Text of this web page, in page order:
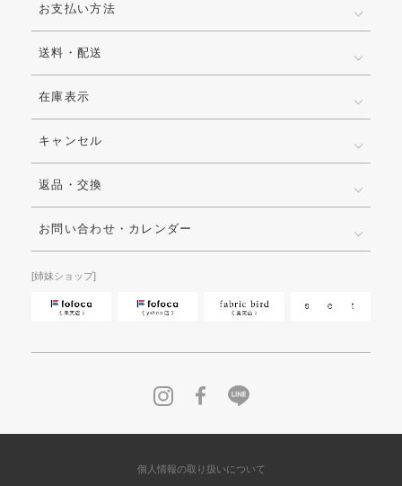
お支払い方法
送料・配送
在庫表示
キャンセル
返品・交換
お問い合わせ・カレンダー
[姉妹ショップ]
個人情報の取り扱いについて